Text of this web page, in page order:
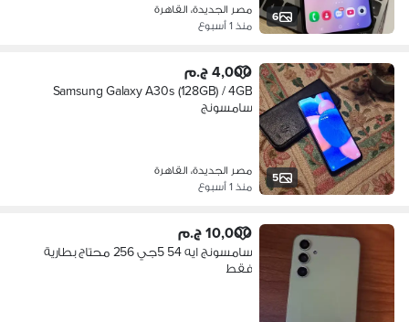
6
مصر الجديدة، القاهرة
منذ 1 أسبوع
5
4,000 ج.م
Samsung Galaxy A30s (128GB) / 4GB
سامسونج
مصر الجديدة، القاهرة
منذ 1 أسبوع
10,000 ج.م
سامسونج ايه 54 5جي 256 محتاج بطارية
فقط